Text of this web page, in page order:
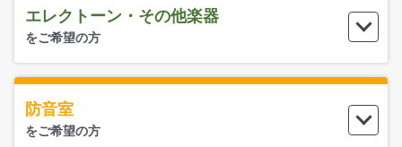
エレクトーン・ その他楽器
をご希望の方
防音室
をご希望の方